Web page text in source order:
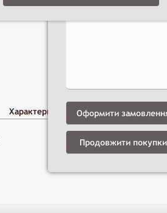
Характеристики
Фото,
Відео
і
Оформити
Продовжити покупки